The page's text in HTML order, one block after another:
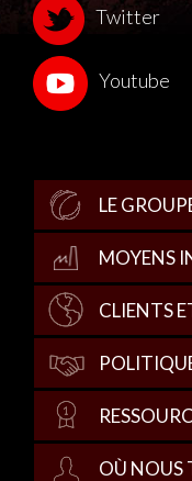
Twitter
Youtube
LE
MOYENS
CLIENTS
OÙ NOUS